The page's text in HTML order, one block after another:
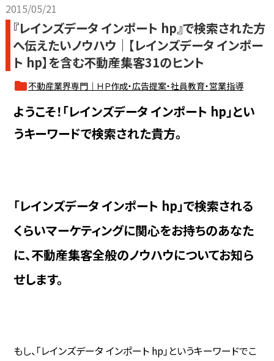
2015/05/21
『レインズデータ インポート hp』で検索された方
へ伝えたいノウハウ｜【レインズデータ インポー
ト hp】を含む不動産集客31のヒント
不動産業界専門｜ＨＰ作成・広告提案・社員教育・営業指導
ようこそ！「レインズデータ インポート hp」とい
うキーワードで検索された貴方。
「レインズデータ インポート hp」で検索される
くらいマーケティングに関心をお持ちのあなた
に、不動産集客全般のノウハウについてお知ら
せします。
もし、「レインズデータ インポート hp」というキーワードでこ